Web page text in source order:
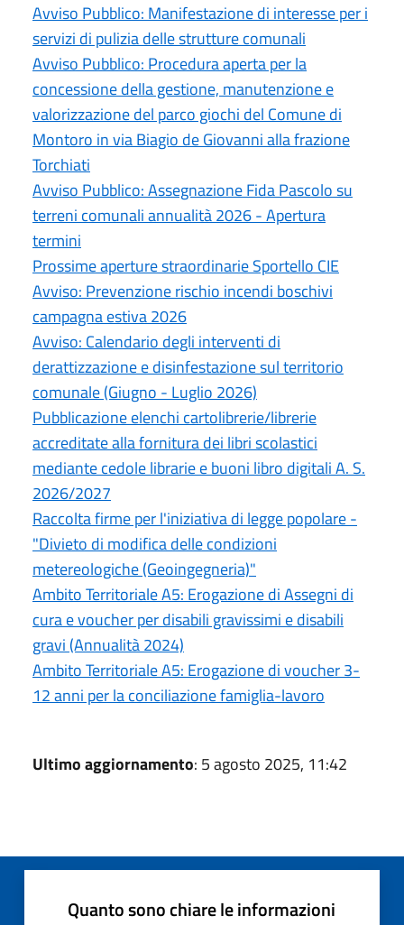
Avviso Pubblico: Manifestazione di interesse per i
servizi di pulizia delle strutture comunali
Avviso Pubblico: Procedura aperta per la
concessione della gestione, manutenzione e
valorizzazione del parco giochi del Comune di
Montoro in via Biagio de Giovanni alla frazione
Torchiati
Avviso Pubblico: Assegnazione Fida Pascolo su
terreni comunali annualità 2026 - Apertura
termini
Prossime aperture straordinarie Sportello CIE
Avviso: Prevenzione rischio incendi boschivi
campagna estiva 2026
Avviso: Calendario degli interventi di
derattizzazione e disinfestazione sul territorio
comunale (Giugno - Luglio 2026)
Pubblicazione elenchi cartolibrerie/librerie
accreditate alla fornitura dei libri scolastici
mediante cedole librarie e buoni libro digitali A. S.
2026/2027
Raccolta firme per l'iniziativa di legge popolare -
"Divieto di modifica delle condizioni
metereologiche (Geoingegneria)"
Ambito Territoriale A5: Erogazione di Assegni di
cura e voucher per disabili gravissimi e disabili
gravi (Annualità 2024)
Ambito Territoriale A5: Erogazione di voucher 3-
12 anni per la conciliazione famiglia-lavoro
Ultimo aggiornamento: 5 agosto 2025, 11:42
Quanto sono chiare le informazioni